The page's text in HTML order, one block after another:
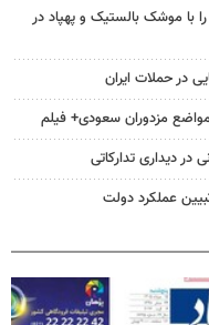
با موشک بالستیک و پهپاد در
مزدوران سعودی+ فیلم
در دیداری تدارکاتی
عملکرد دولت